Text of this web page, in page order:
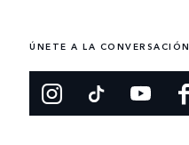
ÚNETE A LA CONVERSACIÓN